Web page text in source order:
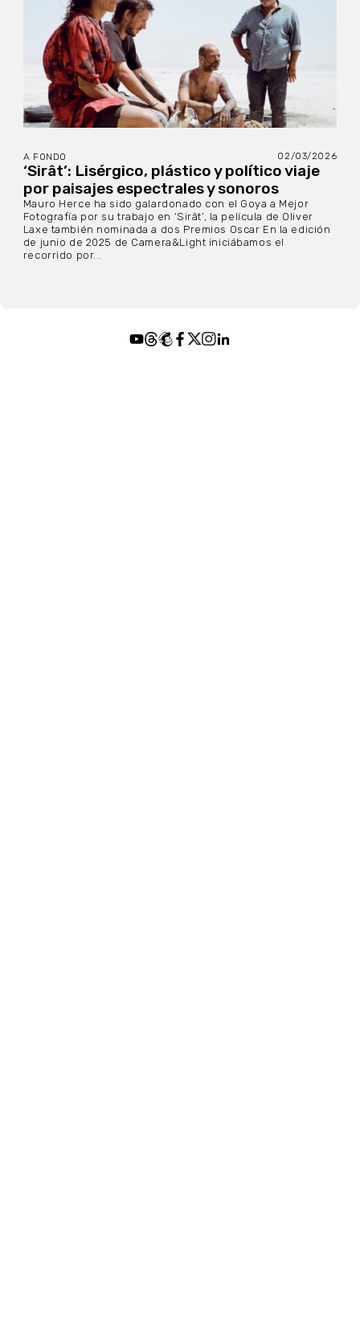
A FONDO 02/03/2026
‘Sirât’: Lisérgico, plástico y político viaje
por paisajes espectrales y sonoros
Mauro Herce ha sido galardonado con el Goya a Mejor
Fotografía por su trabajo en ‘Sirât’, la película de Oliver
Laxe también nominada a dos Premios Oscar En la edición
de junio de 2025 de Camera&Light iniciábamos el
recorrido por...